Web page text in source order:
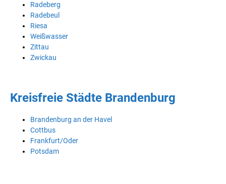
Radeberg
Radebeul
Riesa
Weißwasser
Zittau
Zwickau
Kreisfreie Städte Brandenburg
Brandenburg an der Havel
Cottbus
Frankfurt/Oder
Potsdam